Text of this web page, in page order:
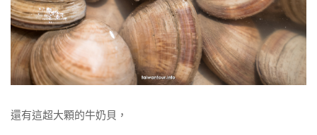
還有這超大顆的牛奶貝，